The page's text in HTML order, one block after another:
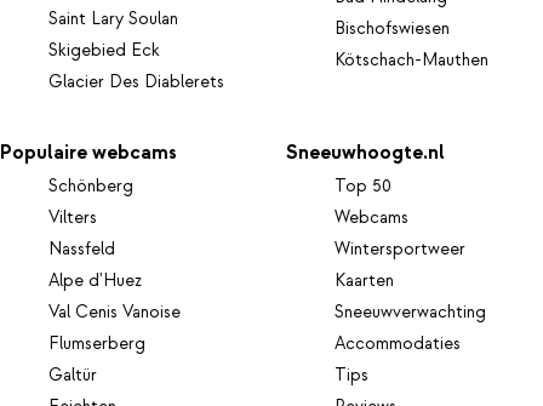
Saint Lary Soulan
Skigebied Eck
Glacier Des Diablerets
Bischofswiesen
Kötschach-Mauthen
Populaire webcams
Schönberg
Vilters
Nassfeld
Alpe d'Huez
Val Cenis Vanoise
Flumserberg
Galtür
Sneeuwhoogte.nl
Top 50
Webcams
Wintersportweer
Kaarten
Sneeuwverwachting
Accommodaties
Tips